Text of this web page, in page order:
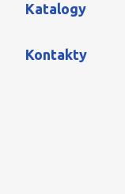
Katalogy
Kontakty